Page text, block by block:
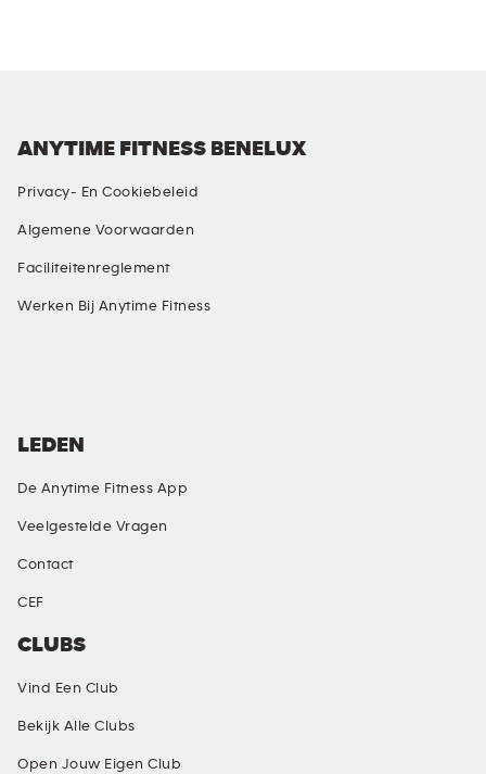
ANYTIME FITNESS BENELUX
Privacy- En Cookiebeleid
Algemene Voorwaarden
Faciliteitenreglement
Werken Bij Anytime Fitness
CLUBS
Vind Een Club
Bekijk Alle Clubs
Open Jouw Eigen Club
LEDEN
De Anytime Fitness App
Veelgestelde Vragen
Contact
CEF